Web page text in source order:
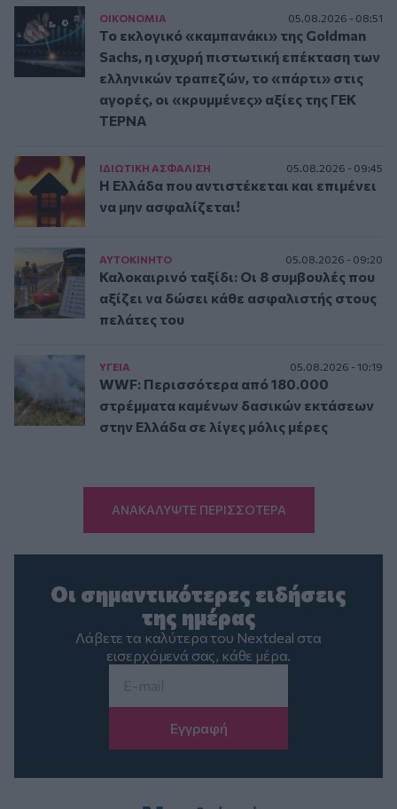
ΟΙΚΟΝΟΜΙΑ 05.08.2026 - 08:51
Το εκλογικό «καμπανάκι» της Goldman
Sachs, η ισχυρή πιστωτική επέκταση των
ελληνικών τραπεζών, το «πάρτι» στις
αγορές, οι «κρυμμένες» αξίες της ΓΕΚ
ΤΕΡΝΑ
ΙΔΙΩΤΙΚΗ ΑΣΦAΛΙΣΗ 05.08.2026 - 09:45
Η Ελλάδα που αντιστέκεται και επιμένει
να μην ασφαλίζεται!
ΑΥΤΟΚΙΝΗΤΟ 05.08.2026 - 09:20
Καλοκαιρινό ταξίδι: Οι 8 συμβουλές που
αξίζει να δώσει κάθε ασφαλιστής στους
πελάτες του
ΥΓΕΙΑ 05.08.2026 - 10:19
WWF: Περισσότερα από 180.000
στρέμματα καμένων δασικών εκτάσεων
στην Ελλάδα σε λίγες μόλις μέρες
ΑΝΑΚΑΛΥΨΤΕ ΠΕΡΙΣΣΟΤΕΡΑ
Οι σημαντικότερες ειδήσεις
της ημέρας
Λάβετε τα καλύτερα του Nextdeal στα
εισερχόμενά σας, κάθε μέρα.